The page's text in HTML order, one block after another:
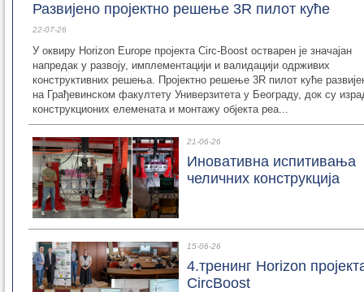
Развијено пројектно решење 3R пилот куће
22-07-26
У оквиру Horizon Europe пројекта Circ-Boost остварен је значајан
напредак у развоју, имплементацији и валидацији одрживих
конструктивних решења. Пројектно решење 3R пилот куће
на Грађевинском факултету Универзитета у Београду, док су
конструкционих елемената и монтажу објекта реа...
21-06-26
Иновативна испитивања
челичних конструкција
15-06-26
4.тренинг Horizon
CircBoost